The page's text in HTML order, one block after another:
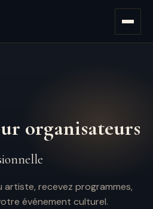
organisateurs
recevez programmes,
événement culturel.